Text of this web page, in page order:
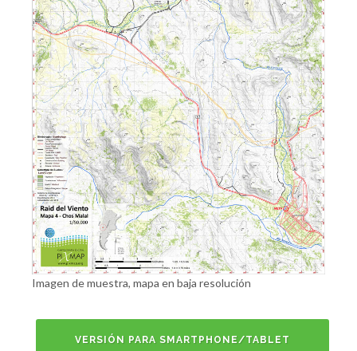
Imagen de muestra, mapa en baja resolución
VERSIÓN PARA SMARTPHONE/TABLET